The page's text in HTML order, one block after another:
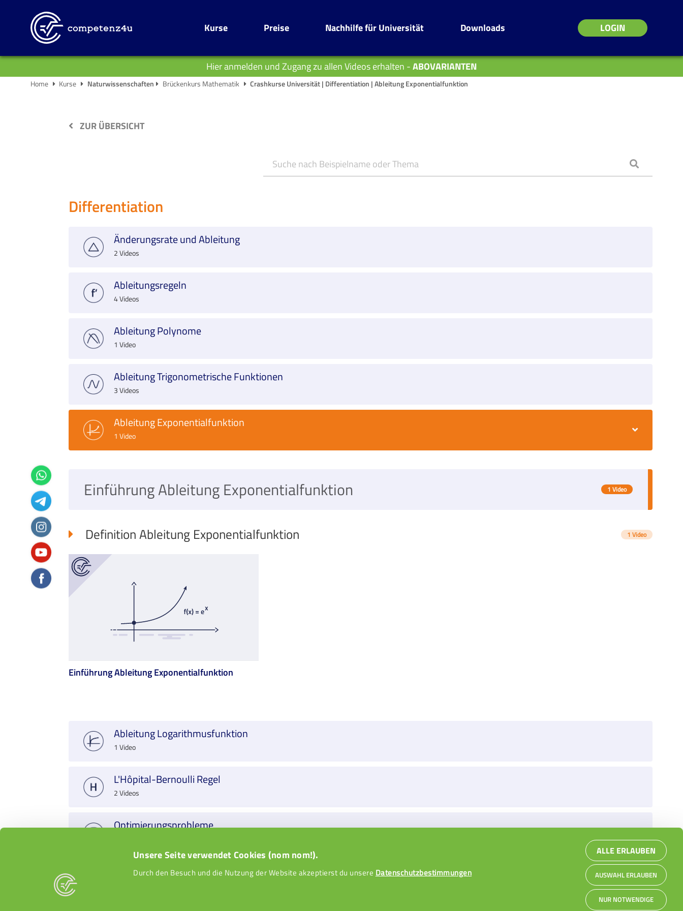
Unsere Seite verwendet Cookies (nom nom!).
Durch den Besuch und die Nutzung der Website akzeptierst du unsere Datenschutzbestimmungen
ALLE ERLAUBEN
AUSWAHL ERLAUBEN
NUR NOTWENDIGE
Hier anmelden und Zugang zu allen Videos erhalten -ABOVARIANTEN
Kurse Preise Nachhilfe für Universität Downloads LOGIN
Home Kurse Naturwissenschaften Brückenkurs Mathematik Crashkurse Universität | Differentiation | Ableitung Exponentialfunktion
ZUR ÜBERSICHT
Differentiation
Änderungsrate und Ableitung
2 Videos
Ableitungsregeln
4 Videos
Ableitung Polynome
1 Video
Ableitung Trigonometrische Funktionen
3 Videos
Ableitung Exponentialfunktion
1 Video
Einführung Ableitung Exponentialfunktion 1 Video
Definition Ableitung Exponentialfunktion 1 Video
Einführung Ableitung Exponentialfunktion
Ableitung Logarithmusfunktion
1 Video
L'Hôpital-Bernoulli Regel
2 Videos
Optimierungsprobleme